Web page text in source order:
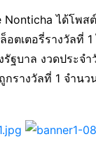
Nonticha ได้โพส
ตเตอรี่รางวัลที่ 1
ฐบาล งวดประจำ
รางวัลที่ 1 จำนว